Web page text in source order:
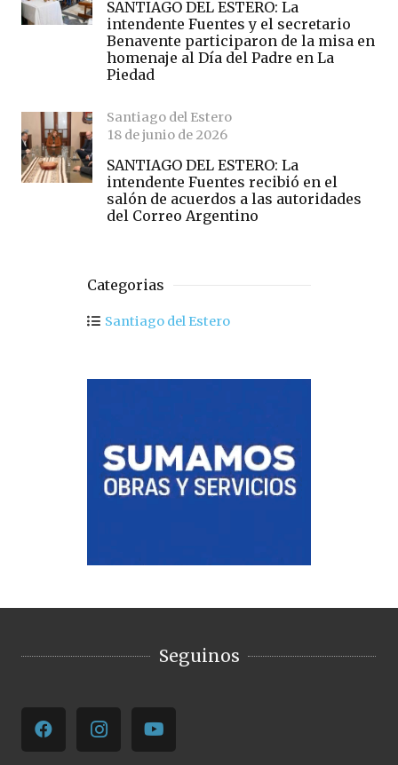
SANTIAGO DEL ESTERO: La
intendente Fuentes y el secretario
Benavente participaron de la misa en
homenaje al Día del Padre en La
Piedad
Santiago del Estero
18 de junio de 2026
SANTIAGO DEL ESTERO: La
intendente Fuentes recibió en el
salón de acuerdos a las autoridades
del Correo Argentino
Categorias
Santiago del Estero
Seguinos